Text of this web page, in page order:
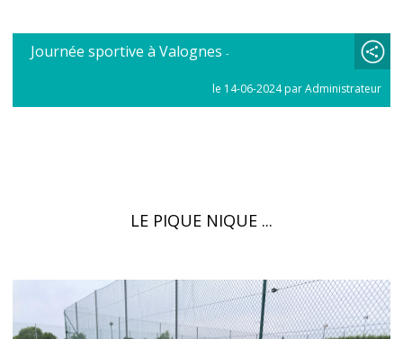
Journée sportive à Valognes -
le 14-06-2024 par Administrateur
LE PIQUE NIQUE ...